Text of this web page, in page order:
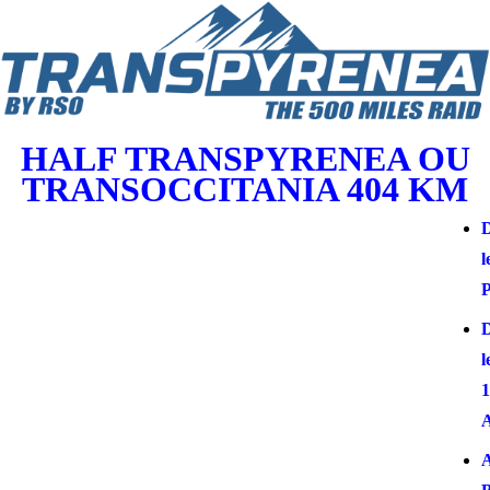
HALF TRANSPYRENEA OU
TRANSOCCITANIA 404 KM